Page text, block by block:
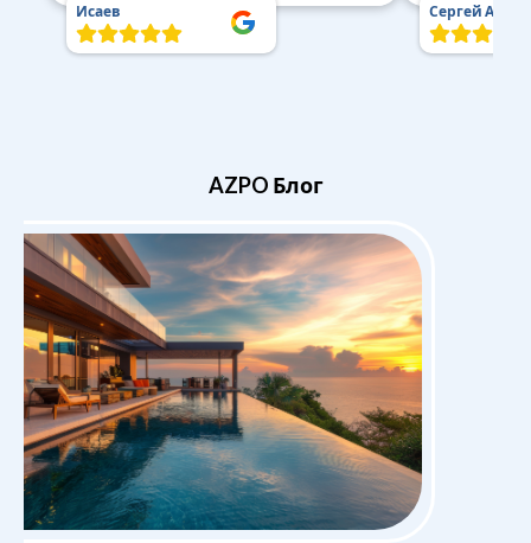
Исаев
Сергей
AZPO Блог